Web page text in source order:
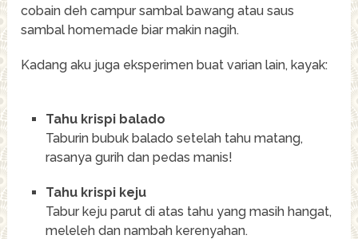
cobain deh campur sambal bawang atau saus
sambal homemade biar makin nagih.
Kadang aku juga eksperimen buat varian lain, kayak:
Tahu krispi balado
Taburin bubuk balado setelah tahu matang,
rasanya gurih dan pedas manis!
Tahu krispi keju
Tabur keju parut di atas tahu yang masih hangat,
meleleh dan nambah kerenyahan.